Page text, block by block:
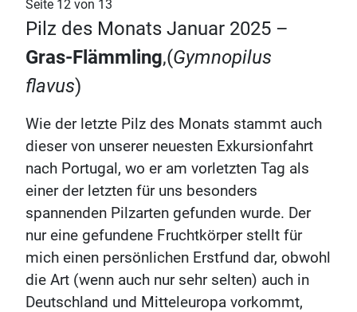
Seite 12 von 13
Pilz des Monats Januar 2025 –
Gras-Flämmling,(Gymnopilus
flavus)
Wie der letzte Pilz des Monats stammt auch
dieser von unserer neuesten Exkursionfahrt
nach Portugal, wo er am vorletzten Tag als
einer der letzten für uns besonders
spannenden Pilzarten gefunden wurde. Der
nur eine gefundene Fruchtkörper stellt für
mich einen persönlichen Erstfund dar, obwohl
die Art (wenn auch nur sehr selten) auch in
Deutschland und Mitteleuropa vorkommt,